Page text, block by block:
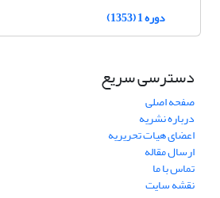
دوره 1 (1353)
دسترسی سریع
صفحه اصلی
درباره نشریه
اعضای هیات تحریریه
ارسال مقاله
تماس با ما
نقشه سایت